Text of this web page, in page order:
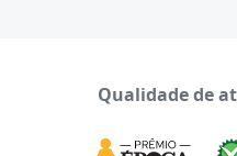
Qualidade de